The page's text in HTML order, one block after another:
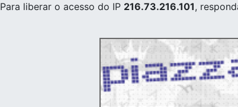
Para liberar o acesso do IP 216.73.216.101,